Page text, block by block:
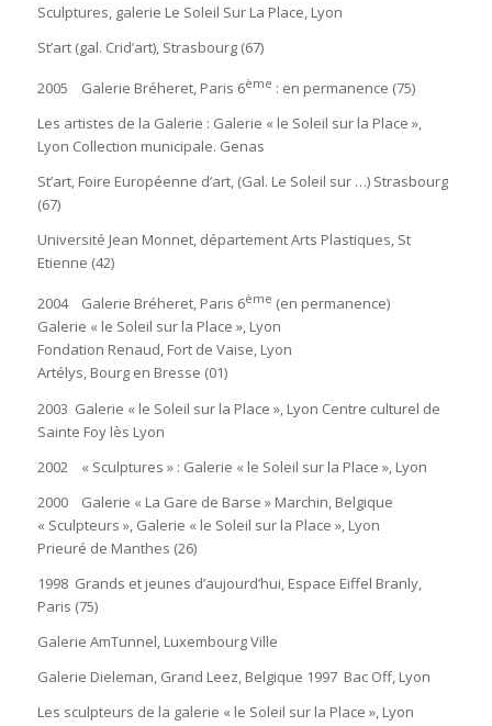
Sculptures, galerie Le Soleil Sur La Place, Lyon
St’art (gal. Crid’art), Strasbourg (67)
2005 Galerie Bréheret, Paris 6ème : en permanence (75)
Les artistes de la Galerie : Galerie « le Soleil sur la Place »,
Lyon Collection municipale. Genas
St’art, Foire Européenne d’art, (Gal. Le Soleil sur …) Strasbourg
(67)
Université Jean Monnet, département Arts Plastiques, St
Etienne (42)
2004 Galerie Bréheret, Paris 6ème (en permanence)
Galerie « le Soleil sur la Place », Lyon
Fondation Renaud, Fort de Vaise, Lyon
Artélys, Bourg en Bresse (01)
2003 Galerie « le Soleil sur la Place », Lyon Centre culturel de
Sainte Foy lès Lyon
2002 « Sculptures » : Galerie « le Soleil sur la Place », Lyon
2000 Galerie « La Gare de Barse » Marchin, Belgique
« Sculpteurs », Galerie « le Soleil sur la Place », Lyon
Prieuré de Manthes (26)
1998 Grands et jeunes d’aujourd’hui, Espace Eiffel Branly,
Paris (75)
Galerie AmTunnel, Luxembourg Ville
Galerie Dieleman, Grand Leez, Belgique 1997 Bac Off, Lyon
Les sculpteurs de la galerie « le Soleil sur la Place », Lyon